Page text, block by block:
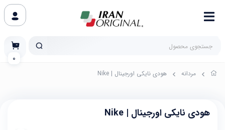
مردانه هودی نایکی اورجینال | Nike
هودی نایکی اورجینال | Nike
0